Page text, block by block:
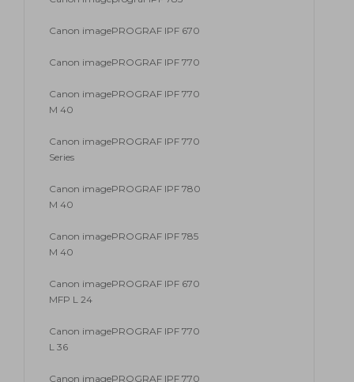
Canon imagePROGRAF IPF 670
Canon imagePROGRAF IPF 770
Canon imagePROGRAF IPF 770
M 40
Canon imagePROGRAF IPF 770
Series
Canon imagePROGRAF IPF 780
M 40
Canon imagePROGRAF IPF 785
M 40
Canon imagePROGRAF IPF 670
MFP L 24
Canon imagePROGRAF IPF 770
L 36
Canon imagePROGRAF IPF 770